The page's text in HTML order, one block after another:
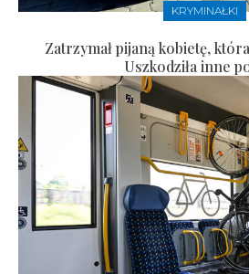
KRYMINAŁKI
Zatrzymał pijaną kobietę,
Uszkodziła inne